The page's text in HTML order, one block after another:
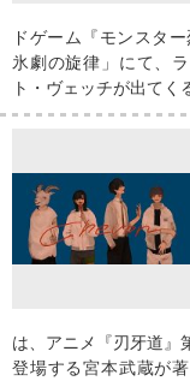
ドゲーム『モンスタ
氷劇の旋律」にて、
ト・ヴェッチが出てく
は、アニメ『刃牙道』
登場する宮本武蔵が